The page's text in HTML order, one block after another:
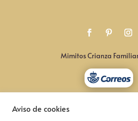
Mimitos Crianza
Aviso de cookies